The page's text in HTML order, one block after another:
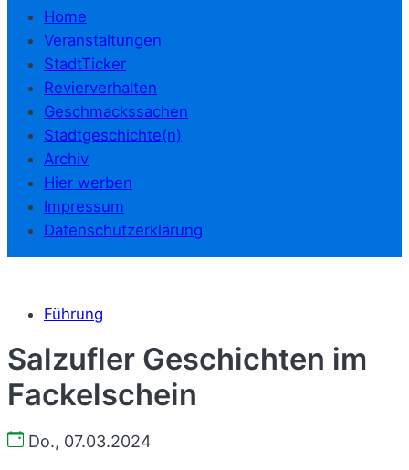
Home
Veranstaltungen
StadtTicker
Revierverhalten
Geschmackssachen
Stadtgeschichte(n)
Archiv
Hier werben
Impressum
Datenschutzerklärung
Führung
Salzufler Geschichten im
Fackelschein
Do., 07.03.2024